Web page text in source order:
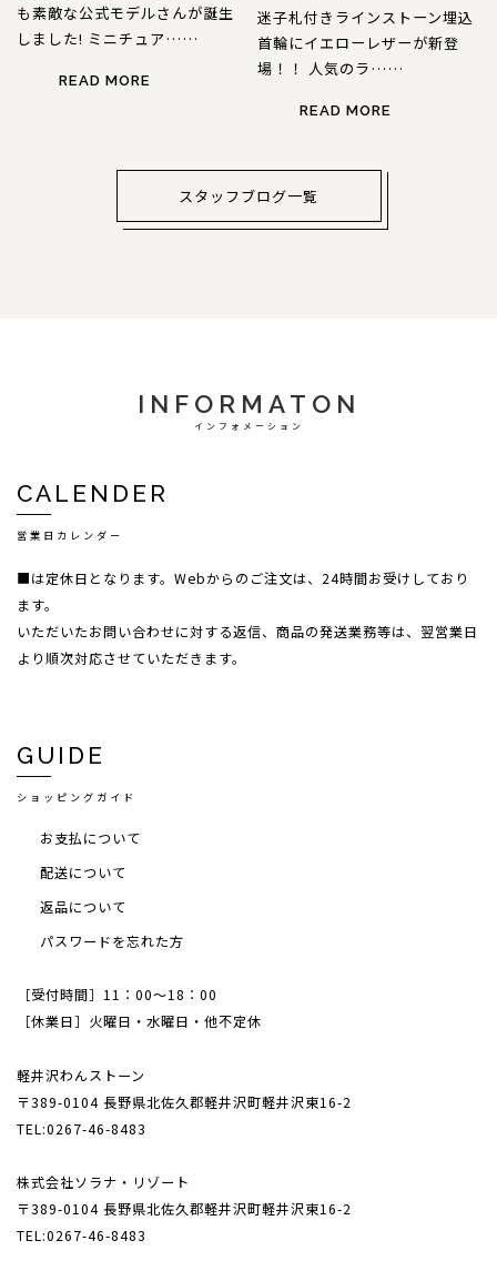
も素敵な公式モデルさんが誕生
しました! ミニチュア……
READ MORE
迷子札付きラインストーン埋込
首輪にイエローレザーが新登
場！！ 人気のラ……
READ MORE
スタッフブログ一覧
INFORMATON
インフォメーション
CALENDER
営業日カレンダー
■は定休日となります。Webからのご注文は、24時間お受けしており
ます。
いただいたお問い合わせに対する返信、商品の発送業務等は、翌営業日
より順次対応させていただきます。
GUIDE
ショッピングガイド
お支払について
配送について
返品について
パスワードを忘れた方
［受付時間］11：00～18：00
［休業日］火曜日・水曜日・他不定休
軽井沢わんストーン
〒389-0104 長野県北佐久郡軽井沢町軽井沢東16-2
TEL:0267-46-8483
株式会社ソラナ・リゾート
〒389-0104 長野県北佐久郡軽井沢町軽井沢東16-2
TEL:0267-46-8483